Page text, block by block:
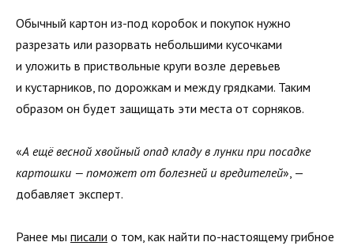
Обычный картон из-под коробок и покупок нужно
разрезать или разорвать небольшими кусочками
и уложить в приствольные круги возле деревьев
и кустарников, по дорожкам и между грядками. Таким
образом он будет защищать эти места от сорняков.
«А ещё весной хвойный опад кладу в лунки при посадке
картошки — поможет от болезней и вредителей», —
добавляет эксперт.
Ранее мы писали о том, как найти по-настоящему грибное